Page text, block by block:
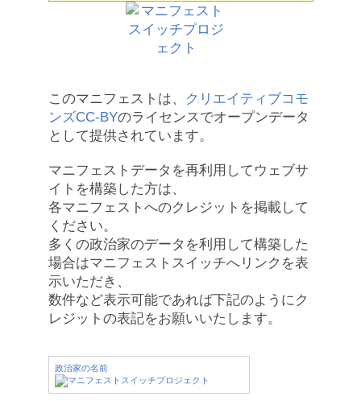
このマニフェストは、
クリエイティブコモ
ンズCC-BYのライセンスでオープンデータ
として提供されています。
マニフェストデータを再利用してウェブサ
イトを構築した方は、
各マニフェストへのクレジットを掲載して
ください。
多くの政治家のデータを利用して構築した
場合はマニフェストスイッチへリンクを表
示いただき、
数件など表示可能であれば下記のようにク
レジットの表記をお願いいたします。
政治家の名前